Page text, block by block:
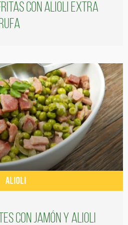
con alioli extra
ALIOLI
con jamón y alioli